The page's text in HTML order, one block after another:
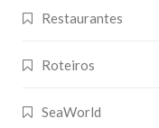
Restaurantes
Roteiros
SeaWorld